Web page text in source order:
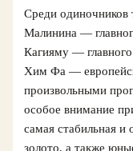
Среди одиночников
Малинина —
Кагияму —
Хим Фа —
произвольными
особое внимание
самая стабильная и
золото, а также